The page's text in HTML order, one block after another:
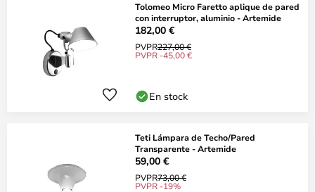
Tolomeo Micro Faretto aplique de pared
con interruptor, aluminio - Artemide
182,00 €
PVPR227,00 €
PVPR -45,00 €
En stock
Teti Lámpara de Techo/Pared
Transparente - Artemide
59,00 €
PVPR73,00 €
PVPR -19%